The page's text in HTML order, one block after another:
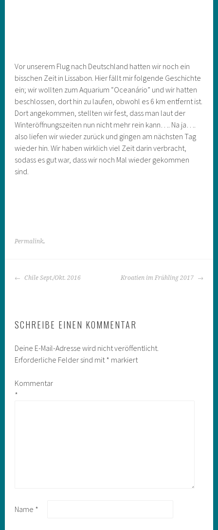
Vor unserem Flug nach Deutschland hatten wir noch ein
bisschen Zeit in Lissabon. Hier fällt mir folgende Geschichte
ein; wir wollten zum Aquarium “Oceanário” und wir hatten
beschlossen, dort hin zu laufen, obwohl es 6 km entfernt ist.
Dort angekommen, stellten wir fest, dass man laut der
Winteröffnungszeiten nun nicht mehr rein kann…. Na ja….
also liefen wir wieder zurück und gingen am nächsten Tag
wieder hin. Wir haben wirklich viel Zeit darin verbracht,
sodass es gut war, dass wir noch Mal wieder gekommen
sind.
Permalink.
BEITRAGS-
Chile Sept./Okt. 2016 Kroatien im Frühling 2017
SCHREIBE EINEN KOMMENTAR
Deine E-Mail-Adresse wird nicht veröffentlicht.
Erforderliche Felder sind mit * markiert
Kommentar
*
Name *